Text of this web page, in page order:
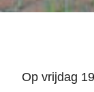
Op vrijdag